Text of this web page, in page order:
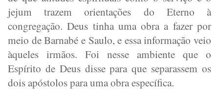
jejum trazem orientações do Eterno à
congregação. Deus tinha uma obra a fazer por
meio de Barnabé e Saulo, e essa informação veio
àqueles irmãos. Foi nesse ambiente que o
Espírito de Deus disse para que separassem os
dois apóstolos para uma obra específica.